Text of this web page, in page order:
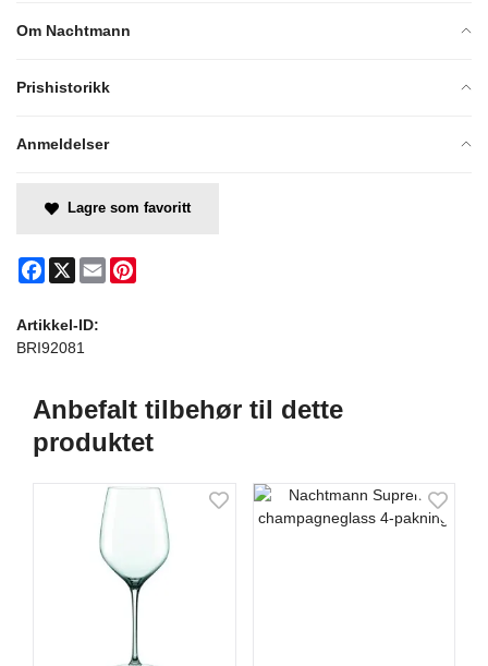
Om Nachtmann
Prishistorikk
Anmeldelser
Lagre som favoritt
Facebook
X Email
Artikkel-ID:
BRI92081
Anbefalt tilbehør til dette
produktet